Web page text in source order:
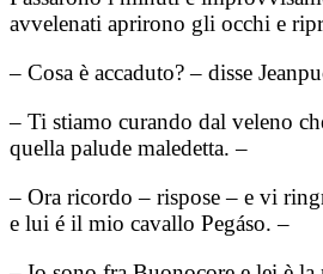
avvelenati aprirono gli occhi e
– Cosa è accaduto? – disse
– Ti stiamo curando dal veleno
quella palude maledetta. –
– Ora ricordo – rispose – e vi
e lui é il mio cavallo Pegáso. –